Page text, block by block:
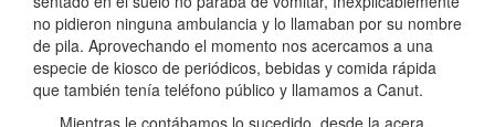
no pidieron ninguna ambulancia y lo llamaban por su nombre
de pila. Aprovechando el momento nos acercamos a una
especie de kiosco de periódicos, bebidas y comida rápida
que también tenía teléfono público y llamamos a Canut.
Mientras le contábamos lo sucedido, desde la acera,